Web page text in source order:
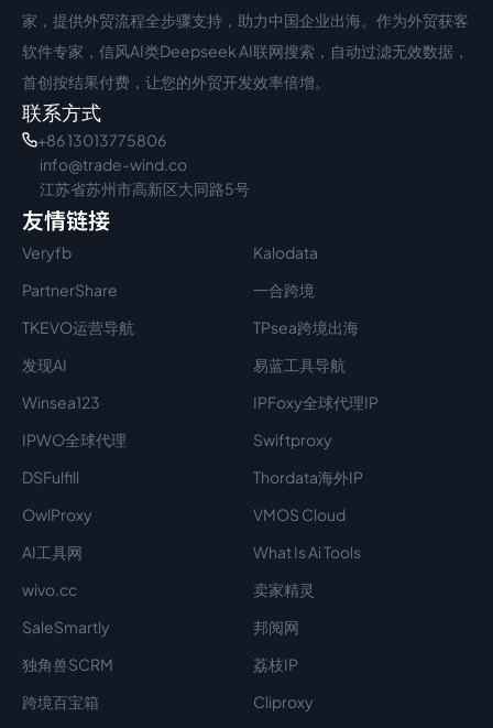
家，提供外贸流程全步骤支持，助力中国企业出海。作为外贸获客
软件专家，信风AI类Deepseek AI联网搜索，自动过滤无效数据，
首创按结果付费，让您的外贸开发效率倍增。
联系方式
+86 13013775806
info@trade-wind.co
江苏省苏州市高新区大同路5号
友情链接
Veryfb
Kalodata
PartnerShare
一合跨境
TKEVO运营导航
TPsea跨境出海
发现AI
易蓝工具导航
Winsea123
IPFoxy全球代理IP
IPWO全球代理
Swiftproxy
DSFulfill
Thordata海外IP
OwlProxy
VMOS Cloud
AI工具网
What Is Ai Tools
wivo.cc
卖家精灵
SaleSmartly
邦阅网
独角兽SCRM
荔枝IP
跨境百宝箱
Cliproxy